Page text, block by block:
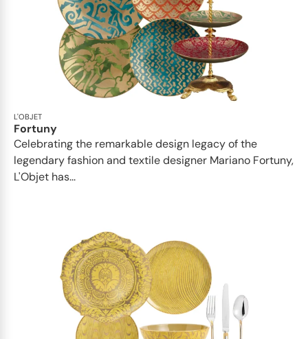
L'OBJET
Fortuny
Celebrating the remarkable design legacy of the
legendary fashion and textile designer Mariano Fortuny,
L'Objet has...